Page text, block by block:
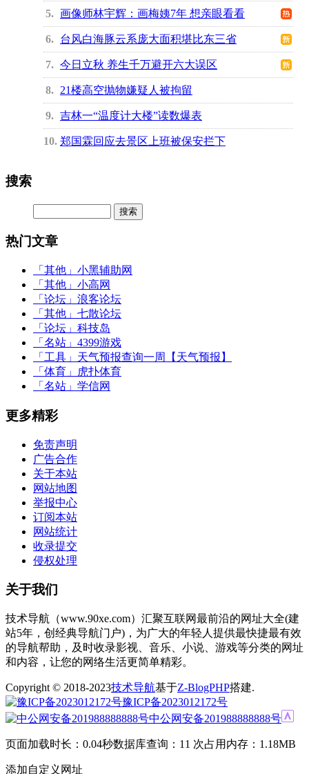
5 画像师林宇辉：画梅姨7年 想亲眼看看
6 台风白海豚云系庞大面积堪比东三省
7 今日立秋 养生千万避开六大误区
8 21楼高空抛物嫌疑人被拘留
9 吉林一“温度计大楼”读数爆表
10 郑国霖回应去景区上班被保安拦下
搜索
热门文章
「其他」 小黑辅助网
「其他」 小高网
「论坛」 浪客论坛
「其他」 七散论坛
「论坛」 科技岛
「名站」 4399游戏
「工具」 天气预报查询一周【天气预报】
「体育」
虎扑体育
「名站」 学信网
更多精彩
免责声明
广告合作
关于本站
网站地图
举报中心
订阅本站
网站统计
收录提交
侵权处理
关于我们
技术导航（www.90xe.com）汇聚互联网最前沿的网址大全(建
站5年，创经典导航门户)，为广大的年轻人提供最快捷最有效
的导航帮助，及时收录影视、音乐、小说、游戏等分类的网址
和内容，让您的网络生活更简单精彩。
Copyright © 2018-2023技术导航基于Z-BlogPHP搭建.
豫ICP备2023012172号
中公网安备201988888888号
页面加载时长：0.04秒数据库查询：11 次占用内存：1.18MB
添加自定义网址